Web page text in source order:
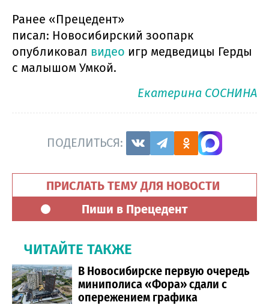
Ранее «Прецедент»
писал: Новосибирский зоопарк
опубликовал видео игр медведицы Герды
с малышом Умкой.
Екатерина СОСНИНА
ПОДЕЛИТЬСЯ:
ПРИСЛАТЬ ТЕМУ ДЛЯ НОВОСТИ
Пиши в Прецедент
ЧИТАЙТЕ ТАКЖЕ
В Новосибирске первую очередь
миниполиса «Фора» сдали с
опережением графика